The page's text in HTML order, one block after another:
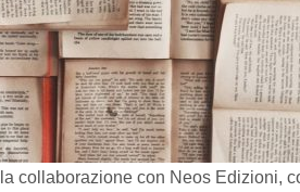
collaborazione con Neos Edizioni,